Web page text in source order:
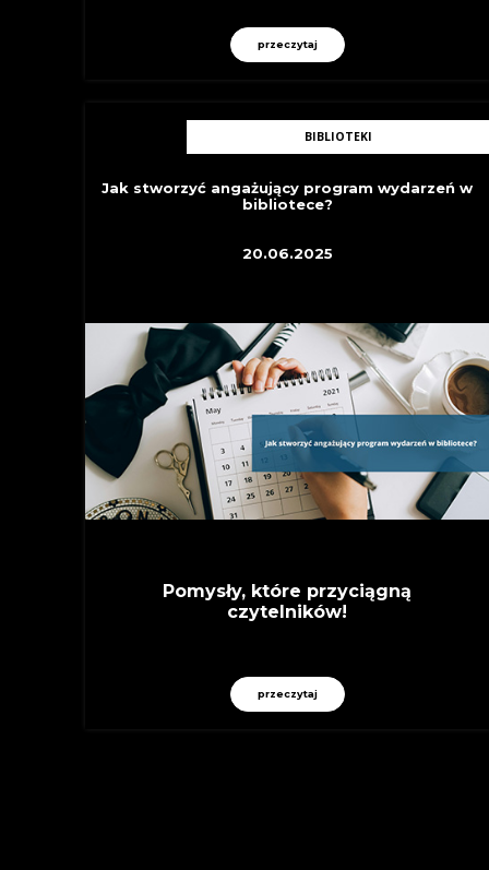
przeczytaj
BIBLIOTEKI
Jak stworzyć angażujący program wydarzeń w
bibliotece?
20.06.2025
Pomysły, które przyciągną
czytelników!
przeczytaj